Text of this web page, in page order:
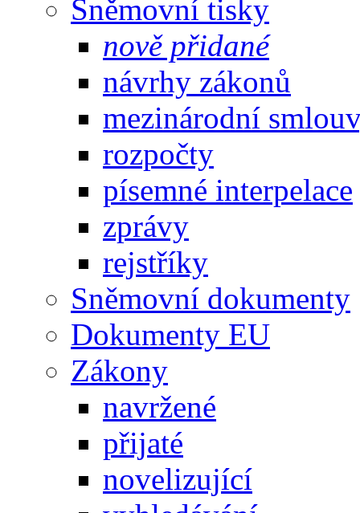
Sněmovní tisky
nově přidané
návrhy zákonů
mezinárodní
rozpočty
písemné interpelace
zprávy
rejstříky
Sněmovní dokumenty
Dokumenty EU
Zákony
navržené
přijaté
novelizující